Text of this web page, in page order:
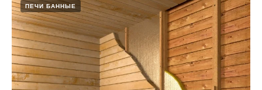
ПЕЧИ БАННЫЕ